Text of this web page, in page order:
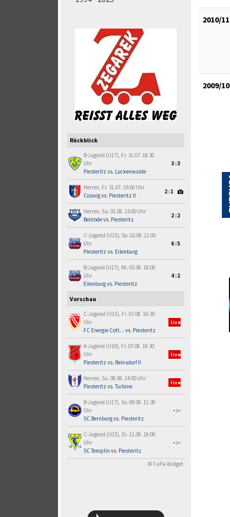
Rückblick
B-Jugend (U17), Fr. 31.07. 18:30
Uhr
Piesteritz vs. Luckenwalde
3:3
Herren, Fr. 31.07. 19:00 Uhr
Coswigvs. Piesteritz II
2:1
Herren, Sa. 01.08. 15:00 Uhr
Beilrodevs. Piesteritz
2:2
C-Jugend (U15), So. 02.08. 11:00
Uhr
Piesteritz vs. Eilenburg
6:5
B-Jugend (U17), Mi. 05.08. 18:00
Uhr
Eilenburgvs. Piesteritz
4:2
Vorschau
C-Jugend (U15), Fr. 07.08. 16:30
Uhr
FC Energie Cott... vs. Piesteritz
live
A-Jugend (U19), Fr. 07.08. 18:30
Uhr
Piesteritz vs. Reinsdorf II
live
Herren, Sa. 08.08. 14:00 Uhr
Piesteritz vs.Turbine
live
B-Jugend (U17), So. 09.08. 11:30
Uhr
SC Bernburgvs. Piesteritz
-:-
C-Jugend (U15), Di. 11.08. 18:00
Uhr
SC Templin vs. Piesteritz
-:-
© FuPa-Widget
2010/11
2009/10